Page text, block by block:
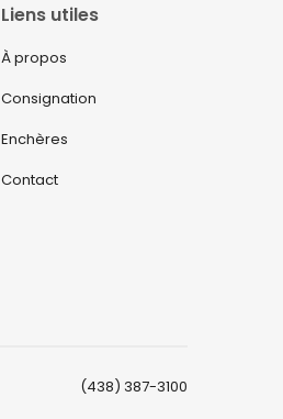
Liens utiles
À propos
Consignation
Enchères
Contact
(438) 387-3100